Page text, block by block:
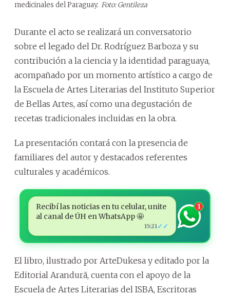
medicinales del Paraguay. Foto: Gentileza
Durante el acto se realizará un conversatorio
sobre el legado del Dr. Rodríguez Barboza y su
contribución a la ciencia y la identidad paraguaya,
acompañado por un momento artístico a cargo de
la Escuela de Artes Literarias del Instituto Superior
de Bellas Artes, así como una degustación de
recetas tradicionales incluidas en la obra.
La presentación contará con la presencia de
familiares del autor y destacados referentes
culturales y académicos.
Recibí las noticias en tu celular, unite
al canal de ÚH en WhatsApp 🤩
15:21✓✓
1
El libro, ilustrado por ArteDukesa y editado por la
Editorial Arandurã, cuenta con el apoyo de la
Escuela de Artes Literarias del ISBA, Escritoras